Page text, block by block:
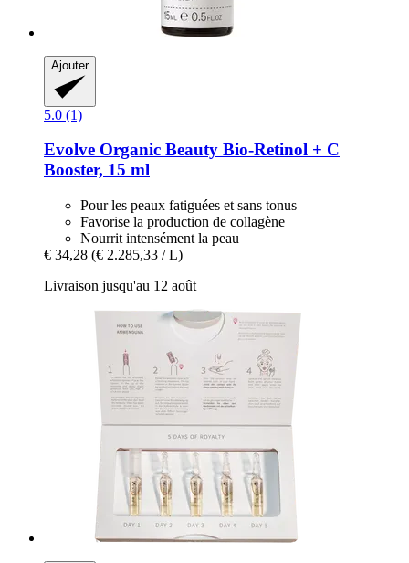
Ajouter
5.0 (1)
Evolve Organic Beauty Bio-​Retinol + C
Booster, 15 ml
Pour les peaux fatiguées et sans tonus
Favorise la production de collagène
Nourrit intensément la peau
€ 34,28 (€ 2.285,33 / L)
Livraison jusqu'au 12 août